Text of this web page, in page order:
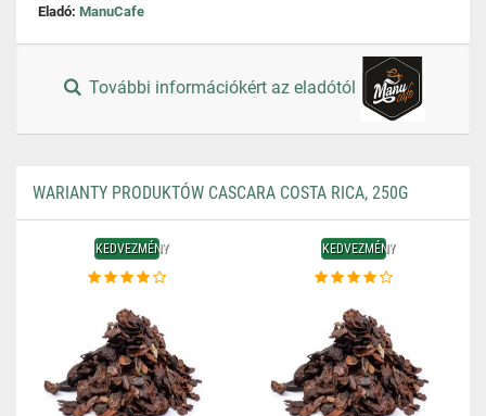
Eladó: ManuCafe
További információkért az eladótól
WARIANTY PRODUKTÓW CASCARA COSTA RICA, 250G
KEDVEZMÉNY KEDVEZMÉNY